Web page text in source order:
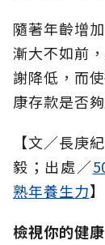
隨著年齡增
漸大不如前
謝降低，而
康存款是否
【文／長庚
毅；出處／
熟年養生力】
檢視你的健康